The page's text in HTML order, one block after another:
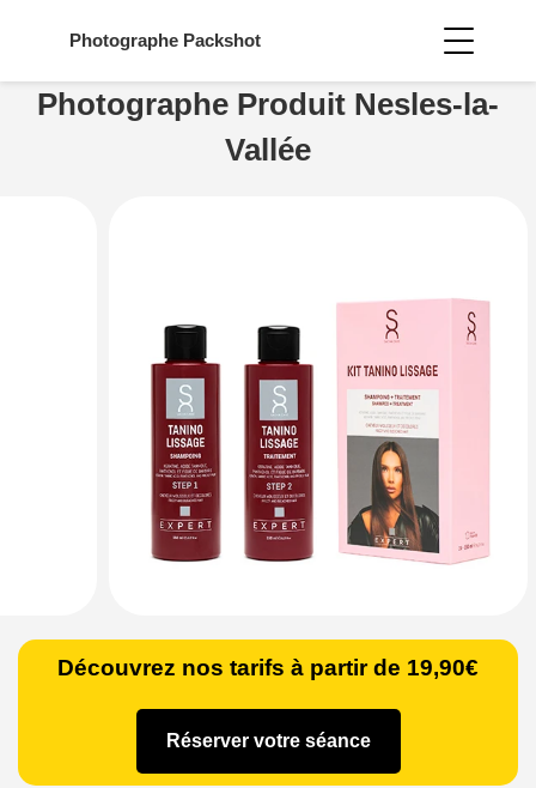
Photographe Packshot
Photographe Produit Nesles-la-
Vallée
Découvrez nos tarifs à partir de 19,90€
Réserver votre séance